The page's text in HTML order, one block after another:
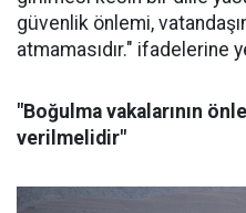
güvenlik önlemi,
atmamasıdır." ifadelerine
"Boğulma vakalarının
verilmelidir"